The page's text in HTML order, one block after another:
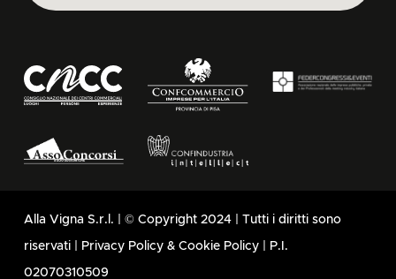
Alla Vigna S.r.l. | © Copyright 2024 | Tutti i diritti sono
riservati | Privacy Policy & Cookie Policy | P.I.
02070310509